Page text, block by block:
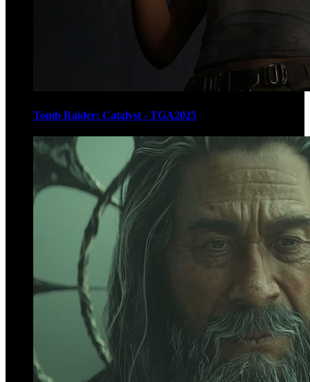
Tomb Raider: Catalyst - TGA2025